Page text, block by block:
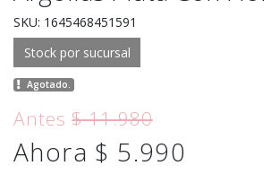
SKU: 1645468451591
Stock por sucursal
Agotado.
Antes$ 11.980
Ahora $ 5.990